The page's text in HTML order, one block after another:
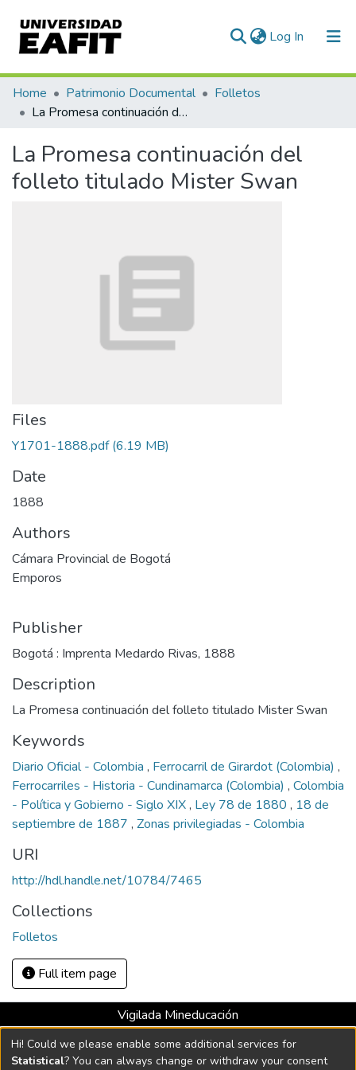
Log In (current)
Communities & Collections
All of DSpace
Statistics
Home Patrimonio Documental
Folletos
La Promesa continuación del folleto titulado Mister Swan
La Promesa continuación del
folleto titulado Mister Swan
Files
Y1701-1888.pdf(6.19 MB)
Date
1888
Authors
Cámara Provincial de Bogotá
Emporos
Publisher
Bogotá : Imprenta Medardo Rivas, 1888
Description
La Promesa continuación del folleto titulado Mister Swan
Keywords
Diario Oficial - Colombia , Ferrocarril de Girardot (Colombia) ,
Ferrocarriles - Historia - Cundinamarca (Colombia) , Colombia
- Política y Gobierno - Siglo XIX, Ley 78 de 1880 , 18 de
septiembre de 1887 , Zonas privilegiadas - Colombia
URI
http://hdl.handle.net/10784/7465
Collections
Folletos
Full item page
Vigilada Mineducación
Universidad con Acreditación Institucional hasta 2026 -
Resolución MEN 2158 de 2018
Hi! Could we please enable some additional services for
Statistical? You can always change or withdraw your consent